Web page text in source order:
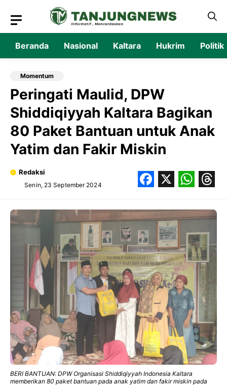
isi
Beranda Nasional Kaltara Hukrim Politik
Momentum
Peringati Maulid, DPW
Shiddiqiyyah Kaltara Bagikan
80 Paket Bantuan untuk Anak
Yatim dan Fakir Miskin
Redaksi
Senin, 23 September 2024
BERI BANTUAN: DPW Organisasi Shiddiqiyyah Indonesia Kaltara
memberikan 80 paket bantuan pada anak yatim dan fakir miskin pada